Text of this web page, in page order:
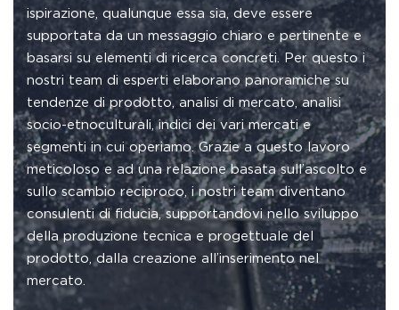
ispirazione, qualunque essa sia, deve essere
supportata da un messaggio chiaro e pertinente e
basarsi su elementi di ricerca concreti. Per questo i
nostri team di esperti elaborano panoramiche su
tendenze di prodotto, analisi di mercato, analisi
socio-etnoculturali, indici dei vari mercati e
segmenti in cui operiamo. Grazie a questo lavoro
meticoloso e ad una relazione basata sull’ascolto e
sullo scambio reciproco, i nostri team diventano
consulenti di fiducia, supportandovi nello sviluppo
della produzione tecnica e progettuale del
prodotto, dalla creazione all’inserimento nel
mercato.